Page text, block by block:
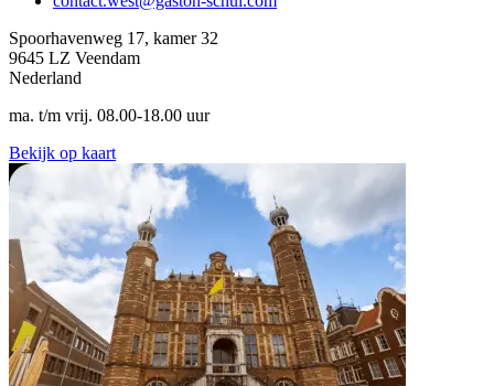
Spoorhavenweg 17, kamer 32
9645 LZ Veendam
Nederland
ma. t/m vrij. 08.00-18.00 uur
Bekijk op kaart